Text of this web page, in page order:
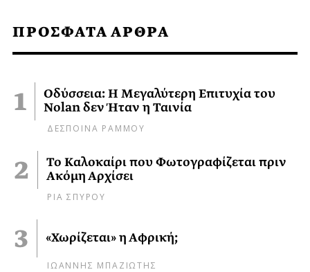
ΠΡΟΣΦΑΤΑ ΑΡΘΡΑ
Οδύσσεια: Η Μεγαλύτερη Επιτυχία του
Nolan δεν Ήταν η Ταινία
ΔΕΣΠΟΙΝΑ ΡΑΜΜΟΥ
Το Καλοκαίρι που Φωτογραφίζεται πριν
Ακόμη Αρχίσει
ΡΙΑ ΣΠΥΡΟΥ
«Χωρίζεται» η Αφρική;
ΙΩΑΝΝΗΣ ΜΠΑΖΙΩΤΗΣ